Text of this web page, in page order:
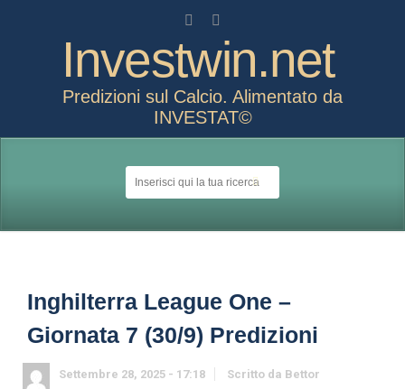
Investwin.net
Predizioni sul Calcio. Alimentato da
INVESTAT©
Inghilterra League One –
Giornata 7 (30/9) Predizioni
Settembre 28, 2025 - 17:18 Scritto da Bettor